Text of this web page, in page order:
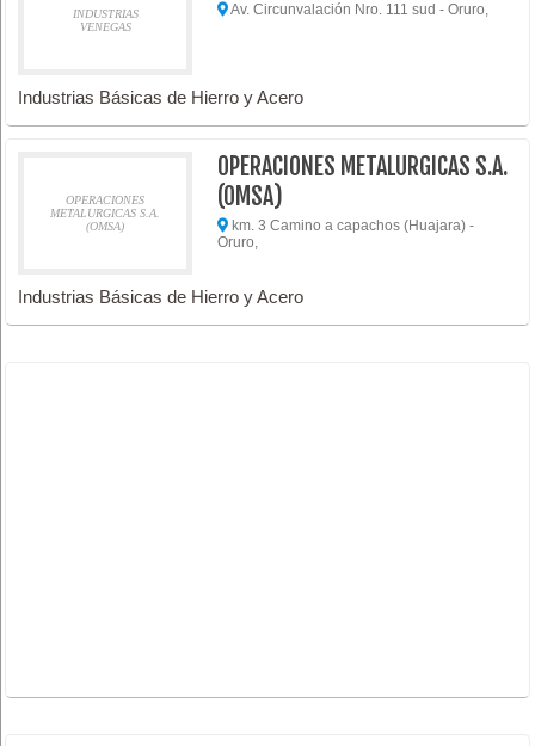
INDUSTRIAS
VENEGAS
Av. Circunvalación Nro. 111 sud - Oruro,
Industrias Básicas de Hierro y Acero
OPERACIONES
METALURGICAS S.A.
(OMSA)
OPERACIONES METALURGICAS S.A.
(OMSA)
km. 3 Camino a capachos (Huajara) -
Oruro,
Industrias Básicas de Hierro y Acero